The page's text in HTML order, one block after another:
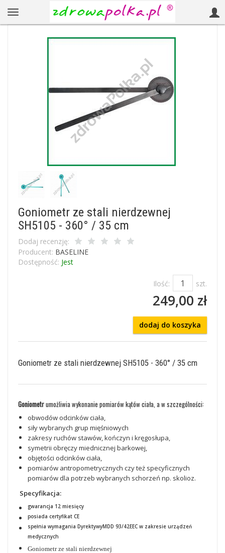
Goniometr ze stali nierdzewnej
SH5105 - 360° / 35 cm
Dodaj recenzję:
Producent: BASELINE
Dostępność: Jest
Ilość: szt.
249,00 zł
dodaj do koszyka
Goniometr ze stali nierdzewnej SH5105 - 360° / 35 cm
Goniometrumożliwia wykonanie pomiarów kątów ciała, a w szczególności:
obwodów odcinków ciała,
siły wybranych grup mięśniowych
zakresy ruchów stawów, kończyn i kręgosłupa,
symetrii obręczy miednicznej barkowej,
objętości odcinków ciała,
pomiarów antropometrycznych czy też specyficznych
pomiarów dla potrzeb wybranych schorzeń np. skolioz.
Specyfikacja:
gwarancja 12 miesięcy
posiada certyfikat CE
spełnia wymagania DyrektywyMDD 93/42EEC w zakresie urządzeń
medycznych
Goniometr ze stali nierdzewnej